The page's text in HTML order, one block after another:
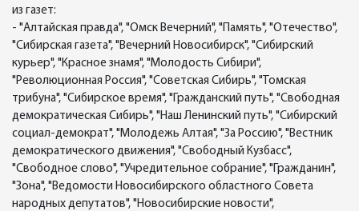
из газет:
- "Алтайская правда", "Омск Вечерний", "Память", "Отечество",
"Сибирская газета", "Вечерний Новосибирск", "Сибирский
курьер", "Красное знамя", "Молодость Сибири",
"Революционная Россия", "Советская Сибирь", "Томская
трибуна", "Сибирское время", "Гражданский путь", "Свободная
демократическая Сибирь", "Наш Ленинский путь", "Сибирский
социал-демократ", "Молодежь Алтая", "За Россию", "Вестник
демократического движения", "Свободный Кузбасс",
"Свободное слово", "Учредительное собрание", "Гражданин",
"Зона", "Ведомости Новосибирского областного Совета
народных депутатов", "Новосибирские новости",